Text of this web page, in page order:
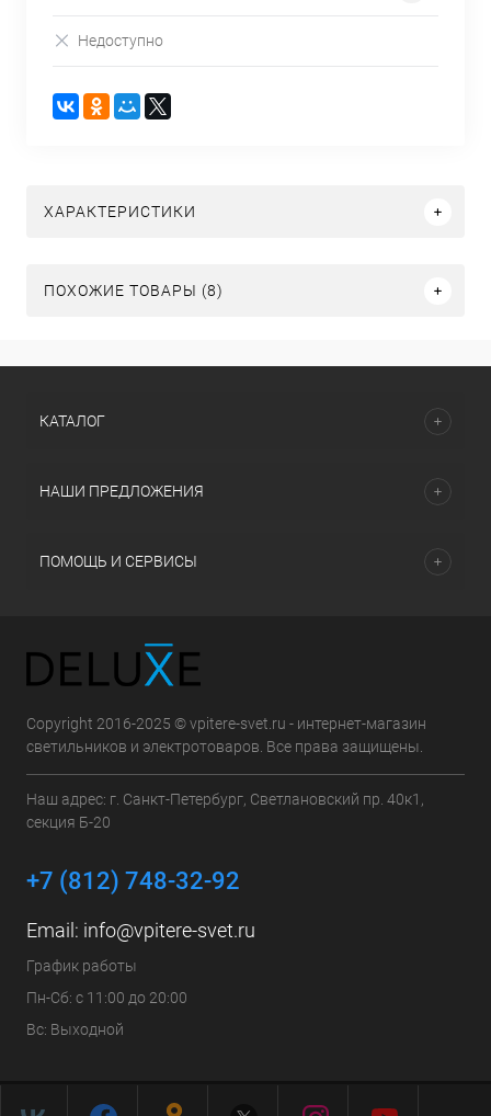
Недоступно
ХАРАКТЕРИСТИКИ
ПОХОЖИЕ ТОВАРЫ (8)
КАТАЛОГ
НАШИ ПРЕДЛОЖЕНИЯ
ПОМОЩЬ И СЕРВИСЫ
Copyright 2016-2025 © vpitere-svet.ru - интернет-магазин
светильников и электротоваров. Все права защищены.
Наш адрес: г. Санкт-Петербург, Светлановский пр. 40к1,
секция Б-20
+7 (812) 748-32-92
Email: info@vpitere-svet.ru
График работы
Пн-Сб: с 11:00 до 20:00
Вс: Выходной